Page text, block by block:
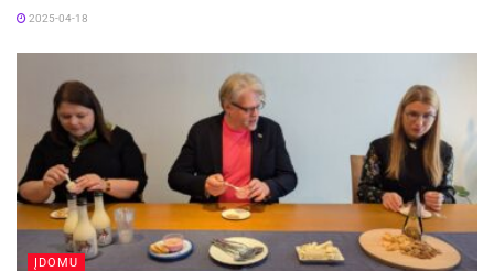
2025-04-18
ĮDOMU